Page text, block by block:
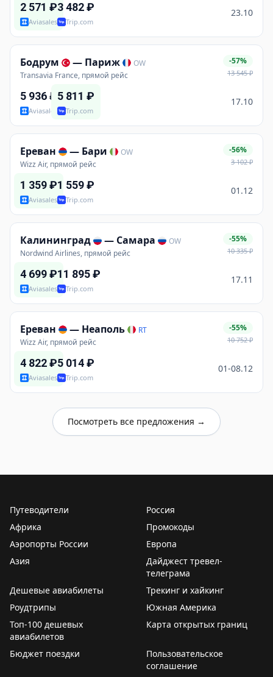
2 571 ₽
Aviasales
3 482₽
Trip.com
23.10
Бодрум — Париж
OW
Transavia France, прямой рейс
-57%
13 545₽
5 936₽
Aviasales
5 811 ₽
Trip.com
17.10
Ереван — Бари
OW
Wizz Air, прямой рейс
-56%
3 102₽
1 359₽
Aviasales
1 559₽
Trip.com
01.12
Калининград — Самара
OW
Nordwind Airlines, прямой рейс
-55%
10 335₽
4 699₽
Aviasales
11 895₽
Trip.com
17.11
Ереван — Неаполь
RT
Wizz Air, прямой рейс
-55%
10 752₽
4 822₽
Aviasales
5 014₽
Trip.com
01-08.12
Посмотреть все предложения →
Путеводители
Россия
Африка
Промокоды
Аэропорты России
Европа
Азия
Дайджест тревел-
телеграма
Дешевые авиабилеты
Трекинг и хайкинг
Роудтрипы
Южная Америка
Топ-100 дешевых
авиабилетов
Карта открытых границ
Бюджет поездки
Пользовательское
соглашение